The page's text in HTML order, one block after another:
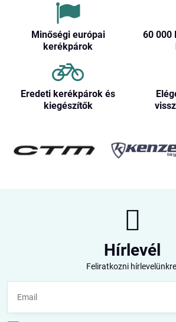
Minőségi európai
kerékpárok
60 000
Eredeti kerékpárok és
kiegészítők
Hírlevél
Feliratkozni